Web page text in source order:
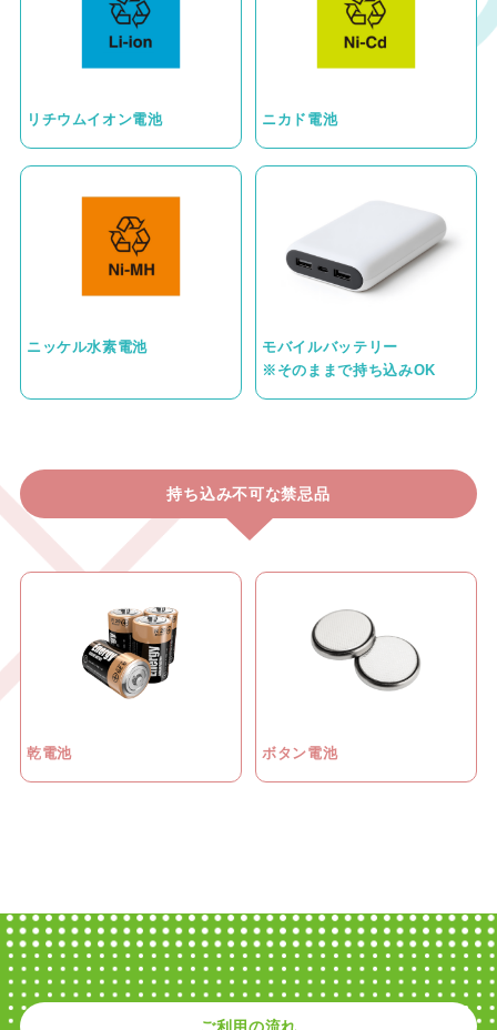
リチウムイオン電池 ニカド電池
ニッケル水素電池
モバイルバッテリー
※そのままで持ち込みOK
持ち込み不可な禁忌品
乾電池 ボタン電池